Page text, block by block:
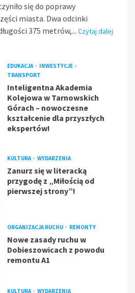
się do poprawy
miasta. Dwa odcinki
375 metrów,... Czytaj dalej
EDUKACJA
INWESTYCJE
TRANSPORT
Inteligentna Akademia
Kolejowa w Tarnowskich
Górach – nowoczesne
kształcenie dla przyszłych
ekspertów!
KULTURA WYDARZENIA
Zanurz się w literacką
przygodę z „Miłością od
pierwszej strony”!
ORGANIZACJA RUCHU REMONTY
Nowe zasady ruchu w
Dobieszowicach z powodu
remontu A1
KULTURA WYDARZENIA